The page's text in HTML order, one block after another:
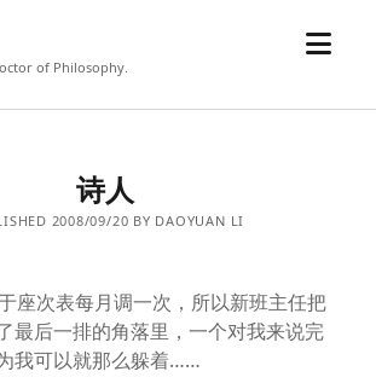
of Philosophy.
open
诗人
2008/09/20 BY DAOYUAN LI
座次表每月调一次，所以新班主任把
最后一排的角落里，一个对我来说完
我可以就那么躲着……